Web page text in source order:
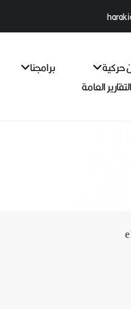
حركية برامجنا
التقارير العامة